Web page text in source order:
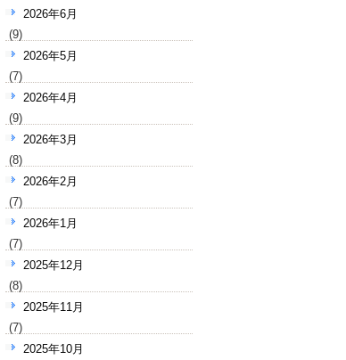
2026年6月
(9)
2026年5月
(7)
2026年4月
(9)
2026年3月
(8)
2026年2月
(7)
2026年1月
(7)
2025年12月
(8)
2025年11月
(7)
2025年10月